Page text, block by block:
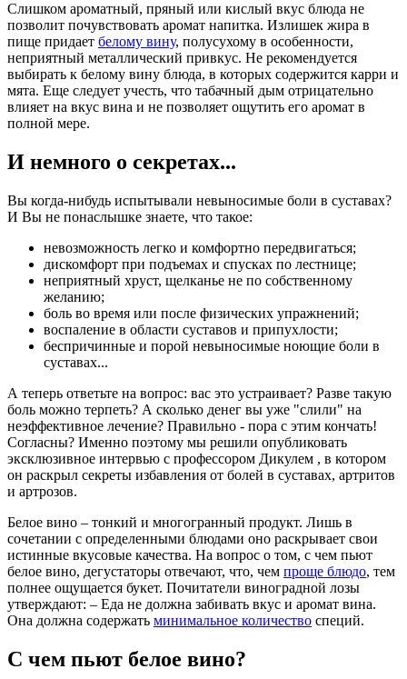
Слишком ароматный, пряный или кислый вкус блюда не
позволит почувствовать аромат напитка. Излишек жира в
пище придает белому вину, полусухому в особенности,
неприятный металлический привкус. Не рекомендуется
выбирать к белому вину блюда, в которых содержится карри и
мята. Еще следует учесть, что табачный дым отрицательно
влияет на вкус вина и не позволяет ощутить его аромат в
полной мере.
И немного о секретах...
Вы когда-нибудь испытывали невыносимые боли в суставах?
И Вы не понаслышке знаете, что такое:
невозможность легко и комфортно передвигаться;
дискомфорт при подъемах и спусках по лестнице;
неприятный хруст, щелканье не по собственному
желанию;
боль во время или после физических упражнений;
воспаление в области суставов и припухлости;
беспричинные и порой невыносимые ноющие боли в
суставах...
А теперь ответьте на вопрос: вас это устраивает? Разве такую
боль можно терпеть? А сколько денег вы уже "слили" на
неэффективное лечение? Правильно - пора с этим кончать!
Согласны? Именно поэтому мы решили опубликовать
эксклюзивное интервью с профессором Дикулем , в котором
он раскрыл секреты избавления от болей в суставах, артритов
и артрозов.
Белое вино – тонкий и многогранный продукт. Лишь в
сочетании с определенными блюдами оно раскрывает свои
истинные вкусовые качества. На вопрос о том, с чем пьют
белое вино, дегустаторы отвечают, что, чем проще блюдо, тем
полнее ощущается букет. Почитатели виноградной лозы
утверждают: – Еда не должна забивать вкус и аромат вина.
Она должна содержать минимальное количество специй.
С чем пьют белое вино?